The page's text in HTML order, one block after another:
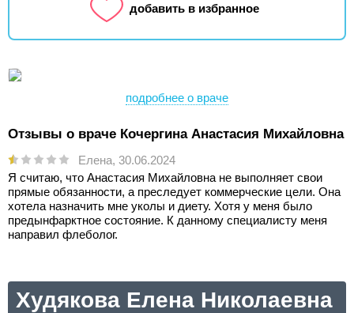
добавить в избранное
подробнее о враче
Отзывы о враче Кочергина Анастасия Михайловна
Елена, 30.06.2024
Я считаю, что Анастасия Михайловна не выполняет свои
прямые обязанности, а преследует коммерческие цели. Она
хотела назначить мне уколы и диету. Хотя у меня было
предынфарктное состояние. К данному специалисту меня
направил флеболог.
Худякова Елена Николаевна